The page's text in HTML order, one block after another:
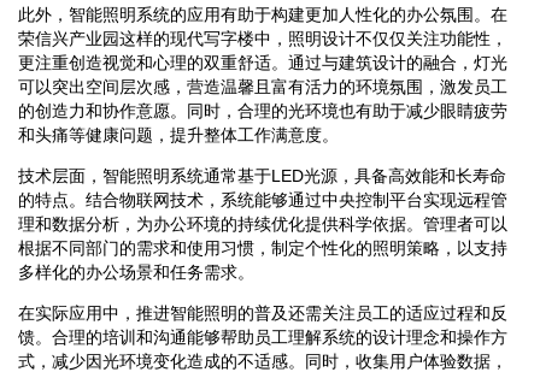
此外，智能照明系统的应用有助于构建更加人性化的办公氛围。在
荣信兴产业园这样的现代写字楼中，照明设计不仅仅关注功能性，
更注重创造视觉和心理的双重舒适。通过与建筑设计的融合，灯光
可以突出空间层次感，营造温馨且富有活力的环境氛围，激发员工
的创造力和协作意愿。同时，合理的光环境也有助于减少眼睛疲劳
和头痛等健康问题，提升整体工作满意度。
技术层面，智能照明系统通常基于LED光源，具备高效能和长寿命
的特点。结合物联网技术，系统能够通过中央控制平台实现远程管
理和数据分析，为办公环境的持续优化提供科学依据。管理者可以
根据不同部门的需求和使用习惯，制定个性化的照明策略，以支持
多样化的办公场景和任务需求。
在实际应用中，推进智能照明的普及还需关注员工的适应过程和反
馈。合理的培训和沟通能够帮助员工理解系统的设计理念和操作方
式，减少因光环境变化造成的不适感。同时，收集用户体验数据，